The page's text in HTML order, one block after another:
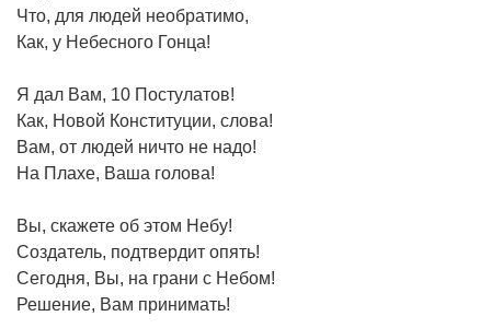
Что, для людей необратимо,
Как, у Небесного Гонца!
Я дал Вам, 10 Постулатов!
Как, Новой Конституции, слова!
Вам, от людей ничто не надо!
На Плахе, Ваша голова!
Вы, скажете об этом Небу!
Создатель, подтвердит опять!
Сегодня, Вы, на грани с Небом!
Решение, Вам принимать!